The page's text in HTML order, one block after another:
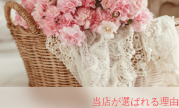
当店が選ばれる理由